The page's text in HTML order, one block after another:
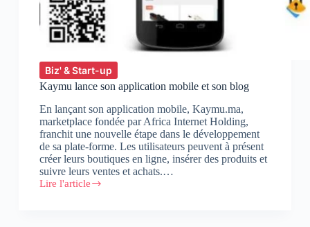
Biz' & Start-up
Kaymu lance son application mobile et son blog
En lançant son application mobile, Kaymu.ma,
marketplace fondée par Africa Internet Holding,
franchit une nouvelle étape dans le développement
de sa plate-forme. Les utilisateurs peuvent à présent
créer leurs boutiques en ligne, insérer des produits et
suivre leurs ventes et achats.…
Lire l'article
Kaymu